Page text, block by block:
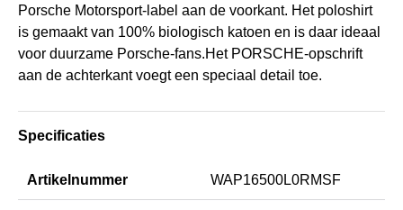
Porsche Motorsport-label aan de voorkant. Het poloshirt
is gemaakt van 100% biologisch katoen en is daar ideaal
voor duurzame Porsche-fans.Het PORSCHE-opschrift
aan de achterkant voegt een speciaal detail toe.
Specificaties
Artikelnummer WAP16500L0RMSF